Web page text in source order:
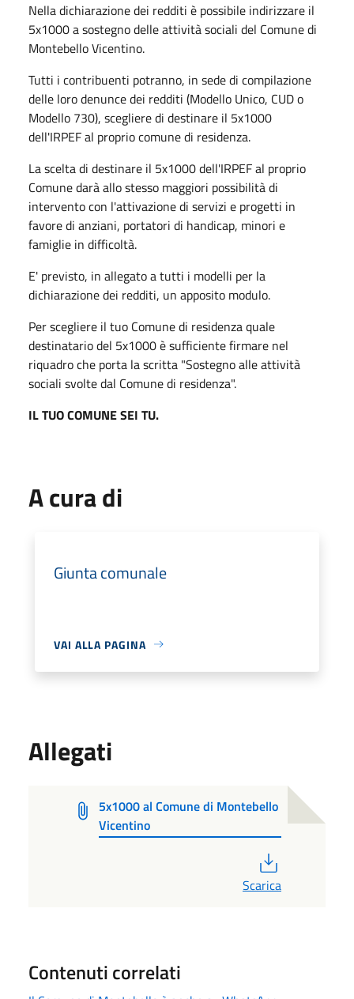
Nella dichiarazione dei redditi è possibile indirizzare il
5x1000 a sostegno delle attività sociali del Comune di
Montebello Vicentino.
Tutti i contribuenti potranno, in sede di compilazione
delle loro denunce dei redditi (Modello Unico, CUD o
Modello 730), scegliere di destinare il 5x1000
dell'IRPEF al proprio comune di residenza.
La scelta di destinare il 5x1000 dell'IRPEF al proprio
Comune darà allo stesso maggiori possibilità di
intervento con l'attivazione di servizi e progetti in
favore di anziani, portatori di handicap, minori e
famiglie in difficoltà.
E' previsto, in allegato a tutti i modelli per la
dichiarazione dei redditi, un apposito modulo.
Per scegliere il tuo Comune di residenza quale
destinatario del 5x1000 è sufficiente firmare nel
riquadro che porta la scritta "Sostegno alle attività
sociali svolte dal Comune di residenza".
IL TUO COMUNE SEI TU.
A cura di
Giunta comunale
VAI ALLA PAGINA
Allegati
5x1000 al Comune di Montebello
Vicentino
Scarica
Contenuti correlati